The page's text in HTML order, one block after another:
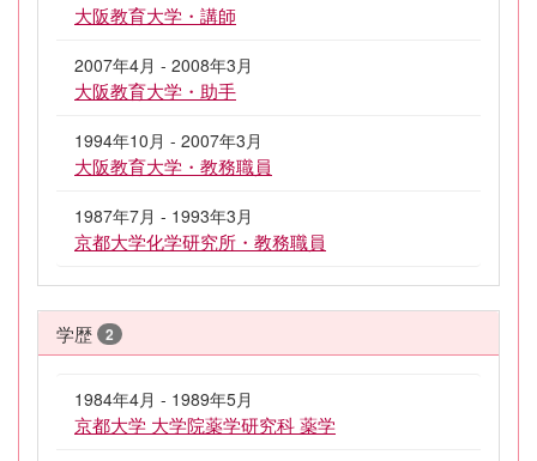
大阪教育大学・講師
2007年4月 - 2008年3月
大阪教育大学・助手
1994年10月 - 2007年3月
大阪教育大学・教務職員
1987年7月 - 1993年3月
京都大学化学研究所・教務職員
学歴 2
1984年4月 - 1989年5月
京都大学 大学院薬学研究科 薬学